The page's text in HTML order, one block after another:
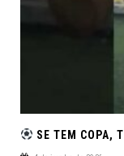
SE TEM COPA,